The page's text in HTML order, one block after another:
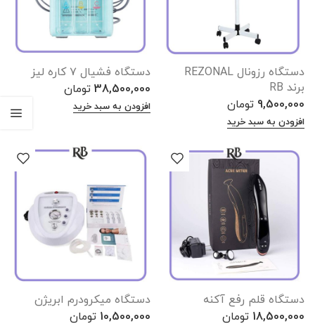
دستگاه رزونال REZONAL
برند RB
9,500,000 تومان
افزودن به سبد خرید
دستگاه فشیال ۷ کاره لیز
38,500,000 تومان
افزودن به سبد خرید
دستگاه قلم رفع آکنه
18,500,000 تومان
دستگاه میکرودرم ابریژن
10,500,000 تومان